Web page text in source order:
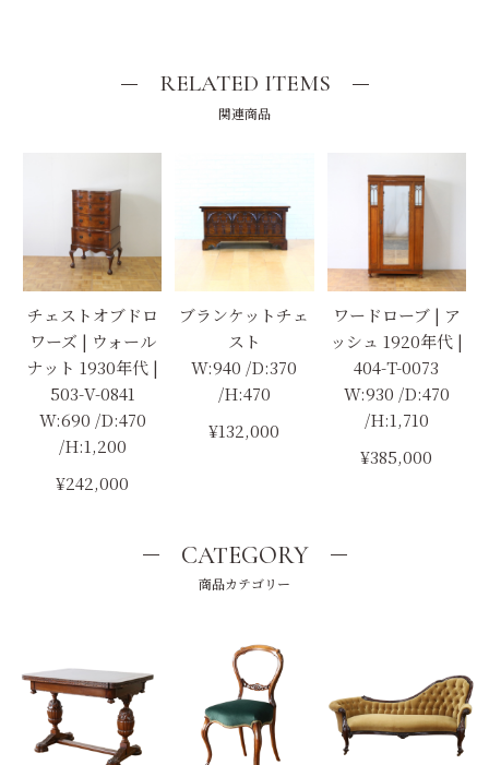
RELATED ITEMS
関連商品
チェストオブドロ
ワーズ | ウォール
ナット 1930年代 |
503-V-0841
W:690 /D:470
/H:1,200
¥242,000
ブランケットチェ
スト
W:940 /D:370
/H:470
¥132,000
ワードローブ | ア
ッシュ 1920年代 |
404-T-0073
W:930 /D:470
/H:1,710
¥385,000
CATEGORY
商品カテゴリー